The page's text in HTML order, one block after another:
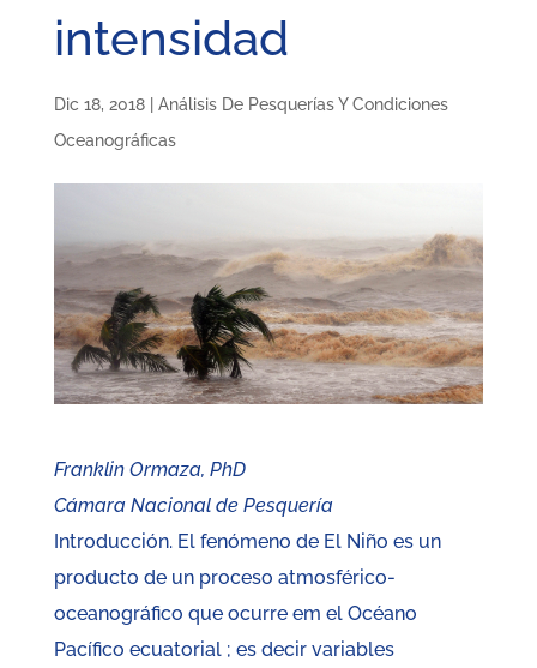
intensidad
Dic 18, 2018| Análisis De Pesquerías Y Condiciones
Oceanográficas
Franklin Ormaza, PhD
Cámara Nacional de Pesquería
Introducción. El fenómeno de El Niño es un
producto de un proceso atmosférico-
oceanográfico que ocurre em el Océano
Pacífico ecuatorial ; es decir variables